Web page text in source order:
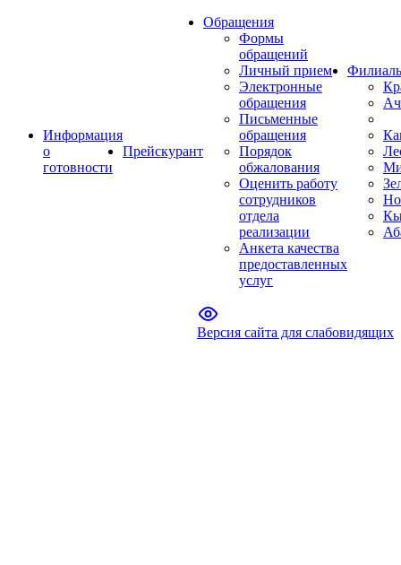
Информация
о
готовности
Прейскурант
Обращения
Формы
обращений
Личный прием
Электронные
обращения
Письменные
обращения
Порядок
обжалования
Оценить работу
сотрудников
отдела
реализации
Анкета качества
предоставленных
услуг
Версия сайта для слабовидящих